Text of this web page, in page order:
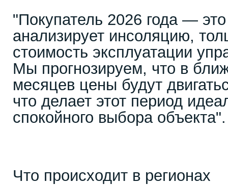
"Покупатель 2026 года —
анализирует инсоляцию,
стоимость эксплуатации
Мы прогнозируем, что в
месяцев цены будут
что делает этот период
спокойного выбора объекта".
Что происходит в регионах